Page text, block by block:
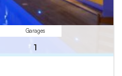
Garages
1